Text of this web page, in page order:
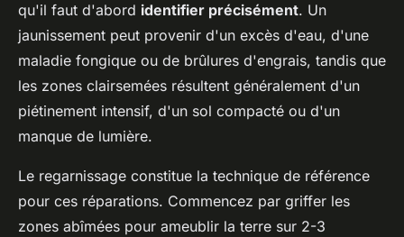
qu'il faut d'abord identifier précisément. Un
jaunissement peut provenir d'un excès d'eau, d'une
maladie fongique ou de brûlures d'engrais, tandis que
les zones clairsemées résultent généralement d'un
piétinement intensif, d'un sol compacté ou d'un
manque de lumière.
Le regarnissage constitue la technique de référence
pour ces réparations. Commencez par griffer les
zones abîmées pour ameublir la terre sur 2-3